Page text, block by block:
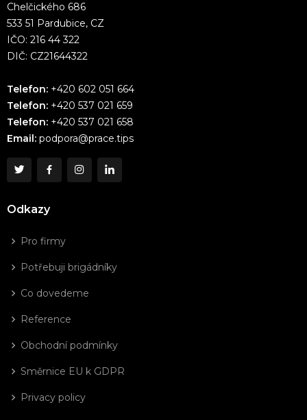
Chelčického 686
533 51 Pardubice, CZ
IČO: 216 44 322
DIČ: CZ21644322
Telefon: +420 602 051 664
Telefon: +420 537 021 659
Telefon: +420 537 021 658
Email: podpora@prace.tips
Odkazy
Pro firmy
Potřebuji brigádníky
Co dovedeme
Reference
Obchodní podmínky
Směrnice EU k GDPR
Privacy policy